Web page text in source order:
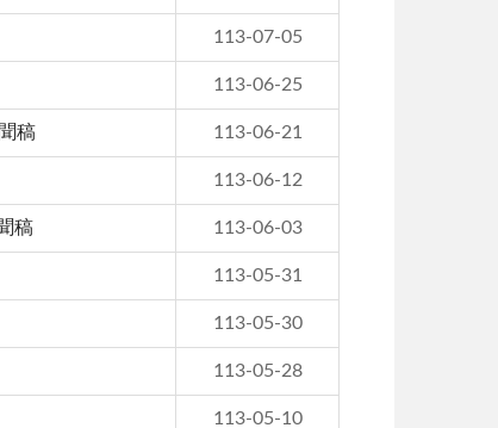
113-07-05
113-06-25
稿 113-06-21
113-06-12
稿 113-06-03
113-05-31
113-05-30
113-05-28
113-05-10